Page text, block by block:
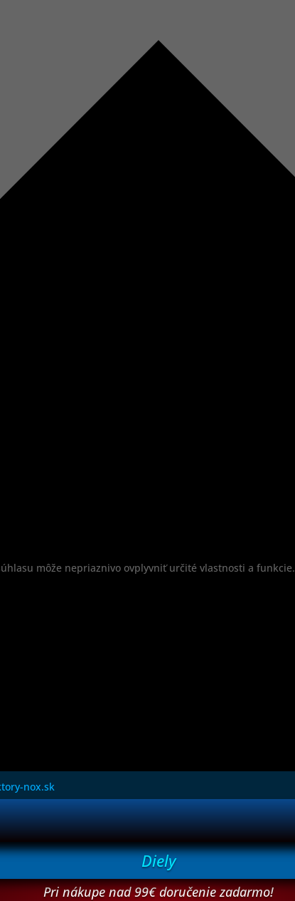
môže nepriaznivo ovplyvniť určité vlastnosti a funkcie.
nox.sk
Diely
Pri nákupe nad 99€ doručenie zadarmo!